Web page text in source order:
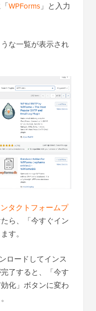
WPForms」と入力
な一覧が表示され
タクトフォームプ
ら、「今すぐイン
す。
ロードしてインス
了すると、「今す
化」ボタンに変わ